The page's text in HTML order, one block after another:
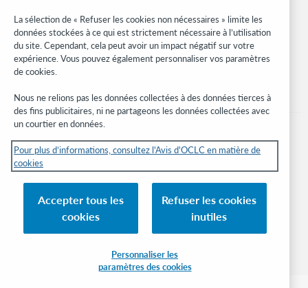
Soyez informé
Recevez les dernières nouvelles sur les produits et services, des
études, des événements, et plus.
© 2026 OCLC
Inc. et de ses affiliés.
Avis sur les cookies Gérer mes cookies
Déclaration de confidentialité
La sélection de « Refuser les cookies non nécessaires » limite les
données stockées à ce qui est strictement nécessaire à l’utilisation
du site. Cependant, cela peut avoir un impact négatif sur votre
expérience. Vous pouvez également personnaliser vos paramètres
de cookies.
Nous ne relions pas les données collectées à des données tierces à
des fins publicitaires, ni ne partageons les données collectées avec
un courtier en données.
Pour plus d’informations, consultez l'Avis d'OCLC en matière de
cookies
Accepter tous les
cookies
Refuser les cookies
inutiles
Personnaliser les
paramètres des cookies